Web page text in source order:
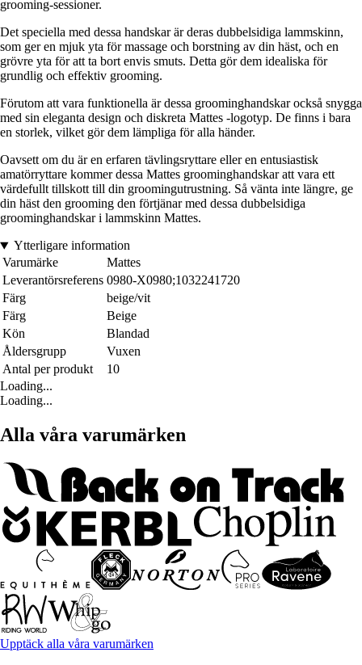
grooming-sessioner.
Det speciella med dessa handskar är deras dubbelsidiga lammskinn,
som ger en mjuk yta för massage och borstning av din häst, och en
grövre yta för att ta bort envis smuts. Detta gör dem idealiska för
grundlig och effektiv grooming.
Förutom att vara funktionella är dessa groominghandskar också snygga
med sin eleganta design och diskreta Mattes -logotyp. De finns i bara
en storlek, vilket gör dem lämpliga för alla händer.
Oavsett om du är en erfaren tävlingsryttare eller en entusiastisk
amatörryttare kommer dessa Mattes groominghandskar att vara ett
värdefullt tillskott till din groomingutrustning. Så vänta inte längre, ge
din häst den grooming den förtjänar med dessa dubbelsidiga
groominghandskar i lammskinn Mattes.
Ytterligare information
Varumärke
Mattes
Leverantörsreferens 0980-X0980;1032241720
Färg
beige/vit
Färg
Beige
Kön
Blandad
Åldersgrupp
Vuxen
Antal per produkt
10
Loading...
Loading...
Alla våra varumärken
Upptäck alla våra varumärken